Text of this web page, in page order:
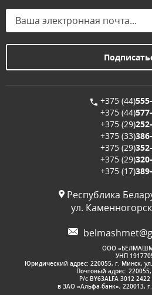
+375 (44)
+375 (44)
+375 (29)
+375 (33)
+375 (29)
+375 (29)
+375 (17)
Республика
ул.
OOО
УНП
Юридический адрес: 220055, г. Минск,
Почтовый адрес:
Р/с BY63ALFA 3012
в ЗАО «Альфа-банк», 220013,